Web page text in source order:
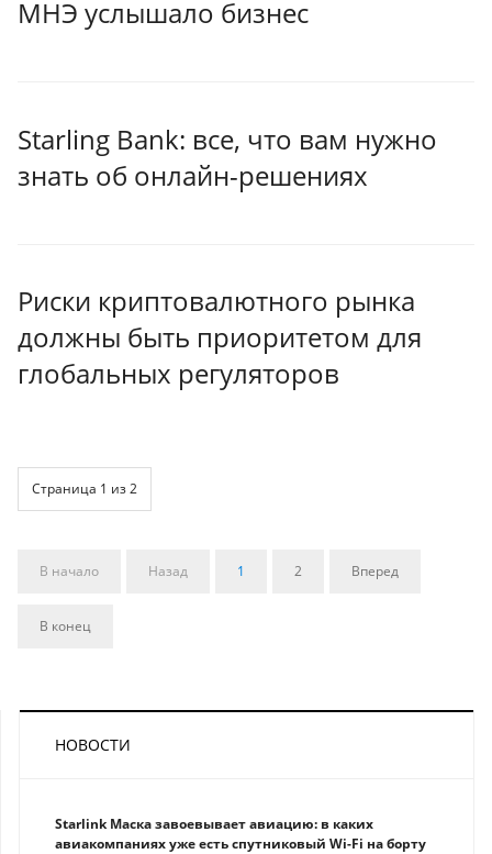
МНЭ услышало бизнес
Starling Bank: все, что вам нужно
знать об онлайн-решениях
Риски криптовалютного рынка
должны быть приоритетом для
глобальных регуляторов
Страница 1 из 2
В начало Назад 1 2 Вперед
В конец
НОВОСТИ
Starlink Маска завоевывает авиацию: в каких
авиакомпаниях уже есть спутниковый Wi-Fi на борту